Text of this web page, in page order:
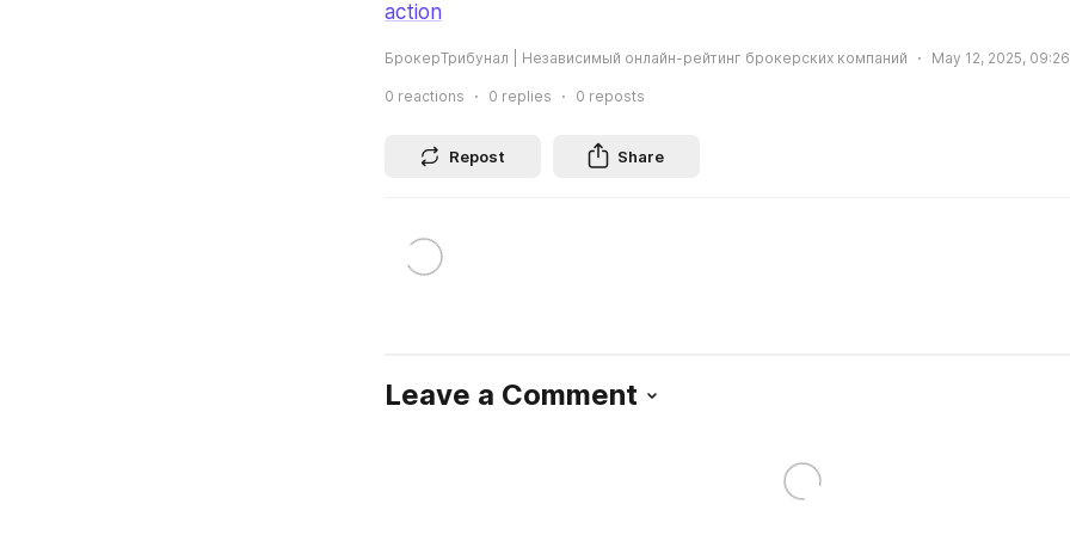
action
БрокерТрибунал | Независимый онлайн-рейтинг брокерских компаний May 12, 2025, 09:26
0 reactions 0 replies 0 reposts
Repost Share
Leave a Comment